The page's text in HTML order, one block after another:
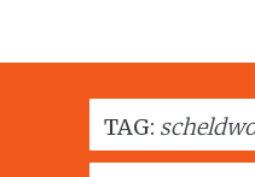
TAG: